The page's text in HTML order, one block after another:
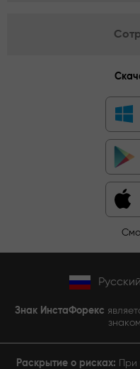
Русский
Знак ИнстаФорекс
Раскрытие о рисках: При